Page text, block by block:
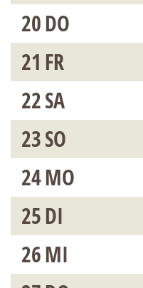
20DO
21 FR
22SA
23SO
24MO
25DI
26MI